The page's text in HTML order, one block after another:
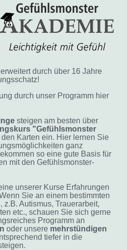
durch über 16 Jahre
durch unser Programm hier
steigen am besten über
"Gefühlsmonster
Karten ein. Hier lernen Sie
ganz
so eine gute Basis für
mit den Gefühlsmonster-
unserer Kurse Erfahrungen
Sie an einem bestimmten
z.B. Autismus, Trauerarbeit,
etc., schauen Sie sich gerne
Programm an
oder unsere mehrstündigen
tiefer in die